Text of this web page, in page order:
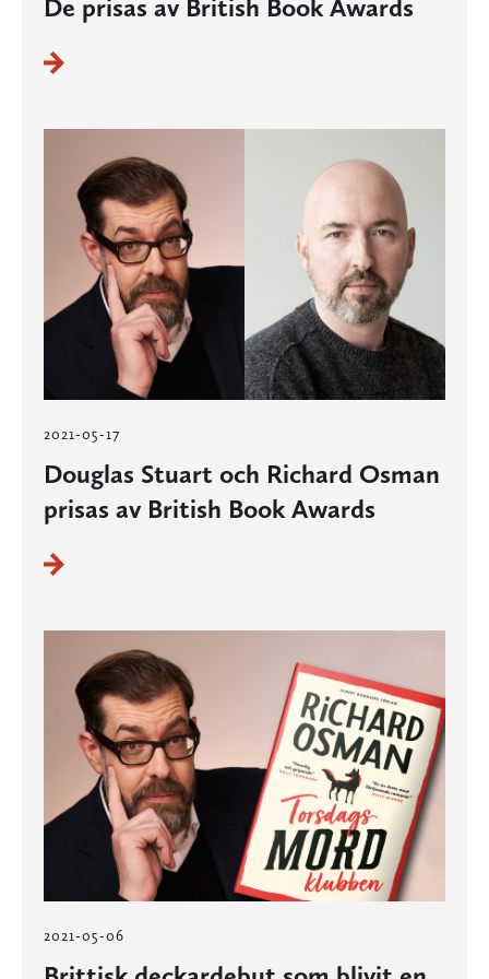
De prisas av British Book Awards
2021-05-17
Douglas Stuart och Richard Osman
prisas av British Book Awards
2021-05-06